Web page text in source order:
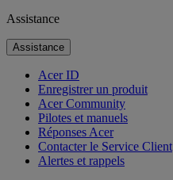
Assistance
Assistance
Acer ID
Enregistrer un produit
Acer Community
Pilotes et manuels
Réponses Acer
Contacter le Service Client
Alertes et rappels